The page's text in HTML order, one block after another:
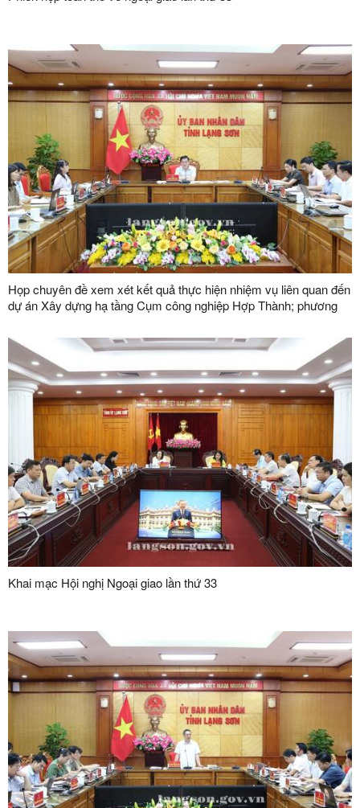
Họp chuyên đề xem xét kết quả thực hiện nhiệm vụ liên quan đến
dự án Xây dựng hạ tầng Cụm công nghiệp Hợp Thành; phương
phục vụ giải phóng mặt bằng dự án Khu công nghiệp VSIP Lạng
Sơn
Khai mạc Hội nghị Ngoại giao lần thứ 33